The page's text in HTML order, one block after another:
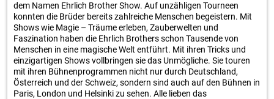
dem Namen Ehrlich Brother Show. Auf unzähligen Tourneen
konnten die Brüder bereits zahlreiche Menschen begeistern. Mit
Shows wie Magie – Träume erleben, Zauberwelten und
Faszination haben die Ehrlich Brothers schon Tausende von
Menschen in eine magische Welt entführt. Mit ihren Tricks und
einzigartigen Shows vollbringen sie das Unmögliche. Sie touren
mit ihren Bühnenprogrammen nicht nur durch Deutschland,
Österreich und der Schweiz, sondern sind auch auf den Bühnen in
Paris, London und Helsinki zu sehen. Alle lieben das